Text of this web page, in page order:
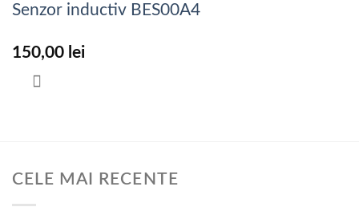
Senzor inductiv BES00A4
150,00 lei
CELE MAI RECENTE